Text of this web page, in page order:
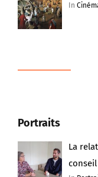
In
Portraits
La
conseil